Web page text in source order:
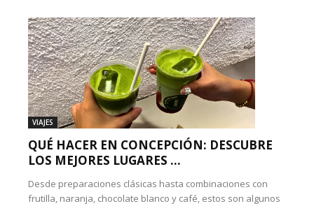
VIAJES
QUÉ HACER EN CONCEPCIÓN: DESCUBRE
LOS MEJORES LUGARES ...
Desde preparaciones clásicas hasta combinaciones con
frutilla, naranja, chocolate blanco y café, estos son algunos